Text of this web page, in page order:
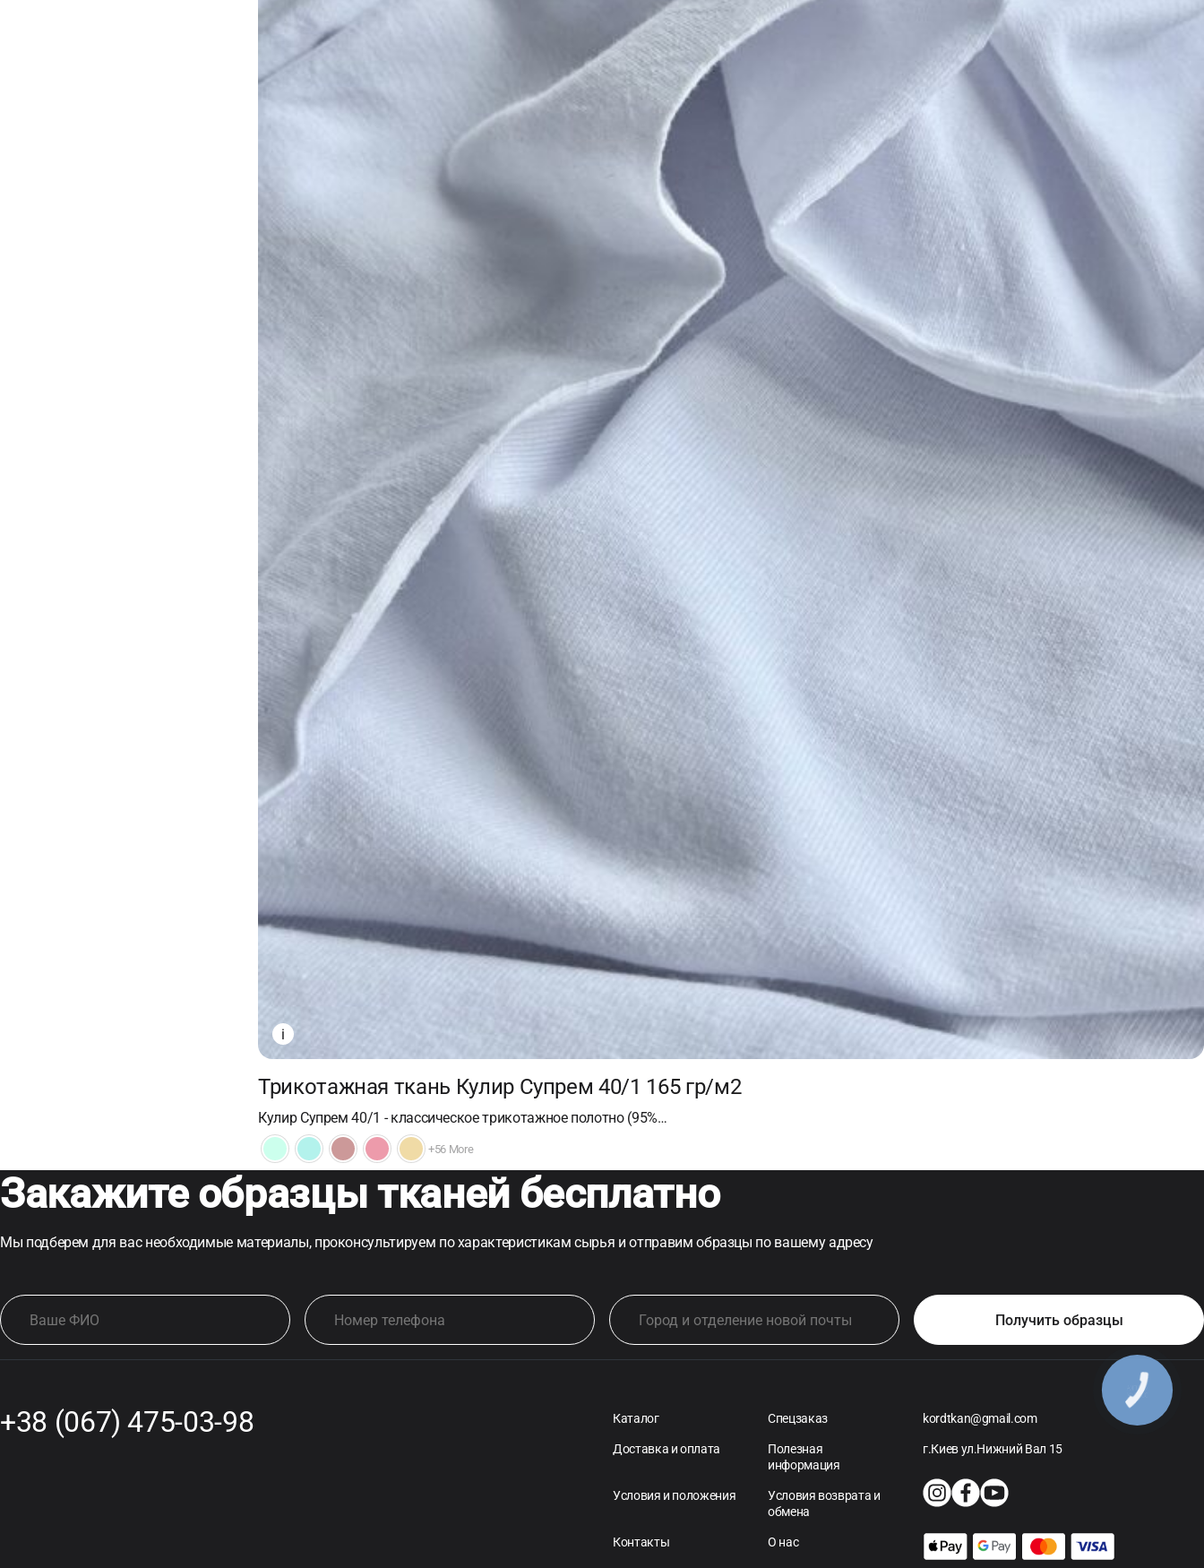
i
Трикотажная ткань Кулир Супрем 40/1 165 гр/м2
Кулир Супрем 40/1 - классическое трикотажное полотно (95%…
+56 More
Закажите образцы тканей бесплатно
Мы подберем для вас необходимые материалы, проконсультируем по характеристикам сырья и отправим образцы по вашему адресу
+38 (067) 475-03-98 Каталог Спецзаказ
Доставка и оплата
Полезная
информация
Условия и положения
Условия возврата и
обмена
Контакты О нас
kordtkan@gmail.com
г.Киев ул.Нижний Вал 15